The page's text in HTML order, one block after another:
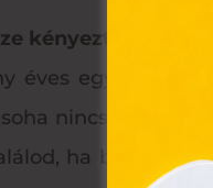
kényeztető
éves egy nő,
nincs túl sok.
ha betérsz a